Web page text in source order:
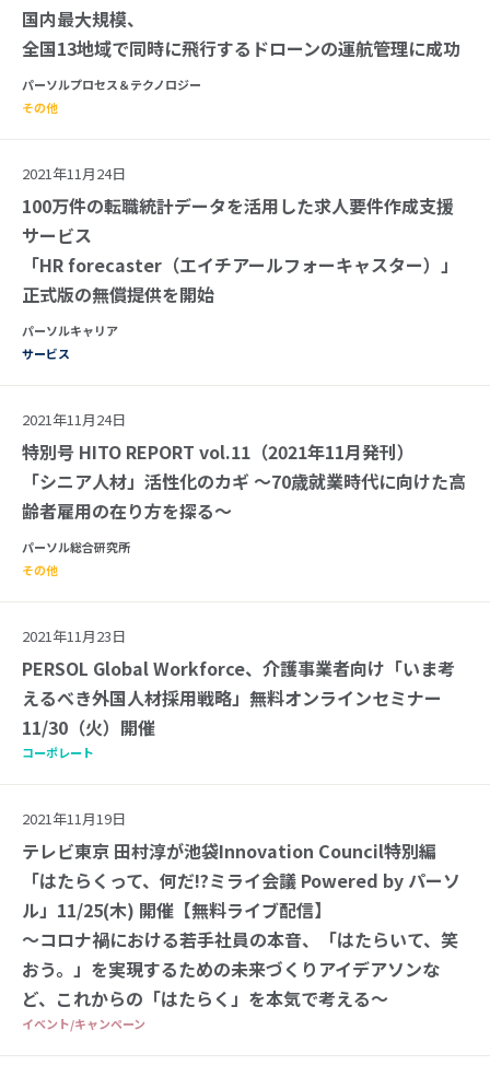
国内最大規模、
全国13地域で同時に飛行するドローンの運航管理に成功
パーソルプロセス＆テクノロジー
その他
2021年11月24日
100万件の転職統計データを活用した求人要件作成支援
サービス
「HR forecaster（エイチアールフォーキャスター）」
正式版の無償提供を開始
パーソルキャリア
サービス
2021年11月24日
特別号 HITO REPORT vol.11（2021年11月発刊）
「シニア人材」活性化のカギ ～70歳就業時代に向けた高
齢者雇用の在り方を探る～
パーソル総合研究所
その他
2021年11月23日
PERSOL Global Workforce、介護事業者向け「いま考
えるべき外国人材採用戦略」無料オンラインセミナー
11/30（火）開催
コーポレート
2021年11月19日
テレビ東京 田村淳が池袋Innovation Council特別編
「はたらくって、何だ!?ミライ会議 Powered by パーソ
ル」11/25(木) 開催【無料ライブ配信】
～コロナ禍における若手社員の本音、「はたらいて、笑
おう。」を実現するための未来づくりアイデアソンな
ど、これからの「はたらく」を本気で考える～
イベント/キャンペーン